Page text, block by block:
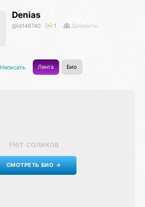
Denias
@id146740 1 Добавить
Написать Лента Био
Нет соликов
СМОТРЕТЬ БИО →